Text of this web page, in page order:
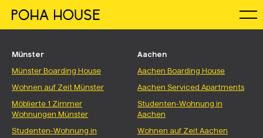
Münster
Münster Boarding House
Wohnen auf Zeit Münster
Möblierte 1 Zimmer
Wohnungen Münster
Studenten-Wohnung in
Aachen
Aachen Boarding House
Aachen Serviced Apartments
Studenten-Wohnung in
Aachen
Wohnen auf Zeit Aachen